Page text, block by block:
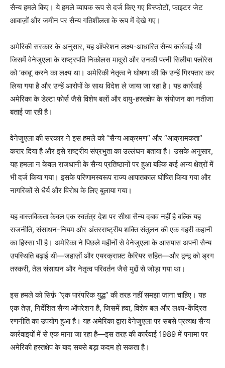
सैन्य हमले किए। ये हमले व्यापक रूप से दर्ज किए गए विस्फोटों, फाइटर जेट
आवाज़ों और जमीन पर सैन्य गतिशीलता के रूप में देखे गए।
अमेरिकी सरकार के अनुसार, यह ऑपरेशन लक्ष्य-आधारित सैन्य कार्रवाई थी
जिसमें वेनेजुएला के राष्ट्रपति निकोलस मादुरो और उनकी पत्नी सिलीया फ्लोरेस
को ‘काबू’ करने का लक्ष्य था। अमेरिकी नेतृत्व ने घोषणा की कि उन्हें गिरफ्तार कर
लिया गया है और उन्हें आरोपों के साथ विदेश ले जाया जा रहा है। यह कार्रवाई
अमेरिका के डेल्टा फोर्स जैसे विशेष बलों और वायु-हस्तक्षेप के संयोजन का नतीजा
बताई जा रही है।
वेनेजुएला की सरकार ने इस हमले को “सैन्य आक्रमण” और “आक्रामकता”
करार दिया है और इसे राष्ट्रीय संप्रभुता का उल्लंघन बताया है। उसके अनुसार,
यह हमला न केवल राजधानी के सैन्य प्रतिष्ठानों पर हुआ बल्कि कई अन्य क्षेत्रों में
भी दर्ज किया गया। इसके परिणामस्वरूप राज्य आपातकाल घोषित किया गया और
नागरिकों से धैर्य और विरोध के लिए बुलाया गया।
यह वास्तविकता केवल एक स्वतंत्र देश पर सीधा सैन्य दबाव नहीं है बल्कि यह
राजनीति, संसाधन-नियम और अंतरराष्ट्रीय शक्ति संतुलन की एक गहरी कहानी
का हिस्सा भी है। अमेरिका ने पिछले महीनों से वेनेजुएला के आसपास अपनी सैन्य
उपस्थिति बढ़ाई थी—जहाज़ों और एयरक्राफ़्ट कैरियर सहित—और द्वन्द्व को ड्रग
तस्करी, तेल संसाधन और नेतृत्व परिवर्तन जैसे मुद्दों से जोड़ा गया था।
इस हमले को सिर्फ़ “एक पारंपरिक युद्ध” की तरह नहीं समझा जाना चाहिए। यह
एक तेज़, निर्देशित सैन्य ऑपरेशन है, जिसमें हवा, विशेष बल और लक्ष्य-केंद्रित
रणनीति का उपयोग हुआ है। यह अमेरिका द्वारा वेनेजुएला पर सबसे प्रत्यक्ष सैन्य
कार्रवाइयों में से एक माना जा रहा है—इस तरह की कार्रवाई 1989 में पनामा पर
अमेरिकी हस्तक्षेप के बाद सबसे बड़ा कदम हो सकता है।